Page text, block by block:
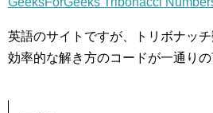
英語のサイトですが、トリボナッ
効率的な解き方のコードが一通りの